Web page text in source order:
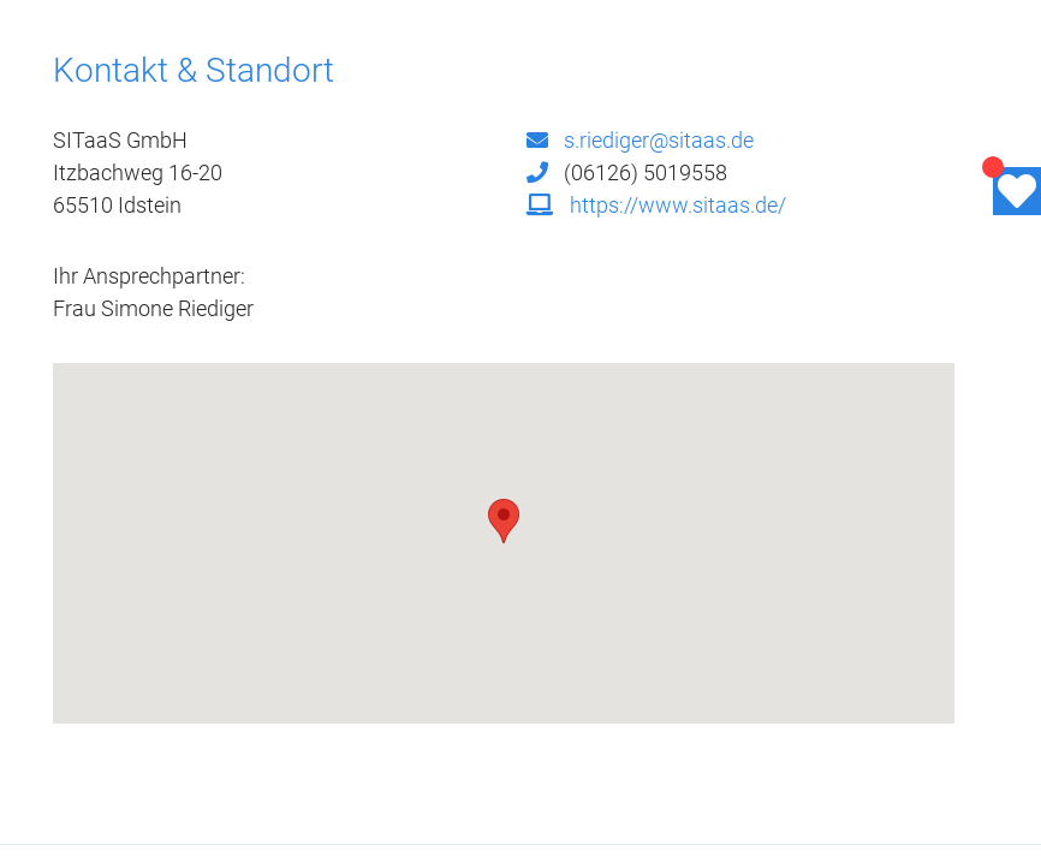
Kontakt & Standort
SITaaS GmbH
Itzbachweg 16-20
65510 Idstein
s.riediger@sitaas.de
(06126) 5019558
https://www.sitaas.de/
Ihr Ansprechpartner:
Frau Simone Riediger